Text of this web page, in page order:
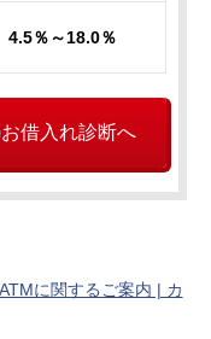
4.5％～18.0％
借入れ診断へ
に関するご案内 | カ